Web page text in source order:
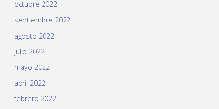
octubre 2022
septiembre 2022
agosto 2022
julio 2022
mayo 2022
abril 2022
febrero 2022